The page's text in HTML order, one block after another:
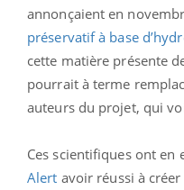
annonçaient en
préservatif à base
cette matière présente
pourrait à terme
auteurs du projet, qui
Ces scientifiques ont en
Alert avoir réussi à